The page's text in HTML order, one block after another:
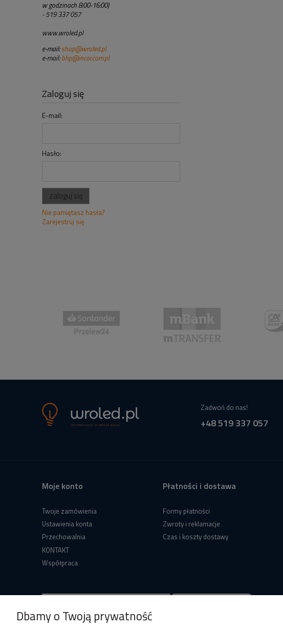
w godzinach 8:00-16:00)
- 519 337 057
www.wroled.pl
e-mail: shop@wroled.pl
e-mail:bhp@incor.com.pl
Zaloguj się
E-mail:
Hasło:
zaloguj się
Nie pamiętasz hasła?
Zarejestruj się
Zadwoń do nas!
+48 519 337 057
Moje konto
Twoje zamówienia
Ustawienia konta
Przechowalnia
KONTAKT
Współpraca
Płatności i dostawa
Formy płatności
Zwroty i reklamacje
Czas i koszty dostawy
Dbamy o Twoją prywatność